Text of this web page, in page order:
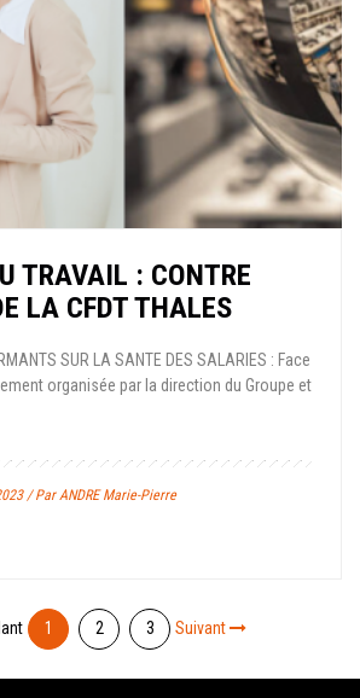
TRAVAIL : CONTRE
LA CFDT THALES
SUR LA SANTE DES SALARIES : Face
organisée par la direction du Groupe et
/ Par ANDRE Marie-Pierre
1 2 3 Suivant